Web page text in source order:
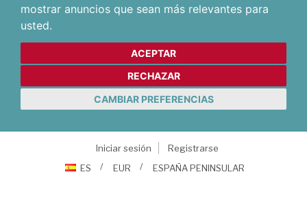
mostrar anuncios que sean más relevantes para
usted.
ACEPTAR
RECHAZAR
CAMBIAR PREFERENCIAS
Iniciar sesión
Registrarse
ES
EUR ESPAÑA PENINSULAR